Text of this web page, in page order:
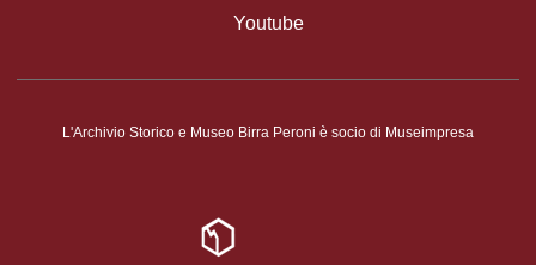
Youtube
L'Archivio Storico e Museo Birra Peroni è socio di Museimpresa